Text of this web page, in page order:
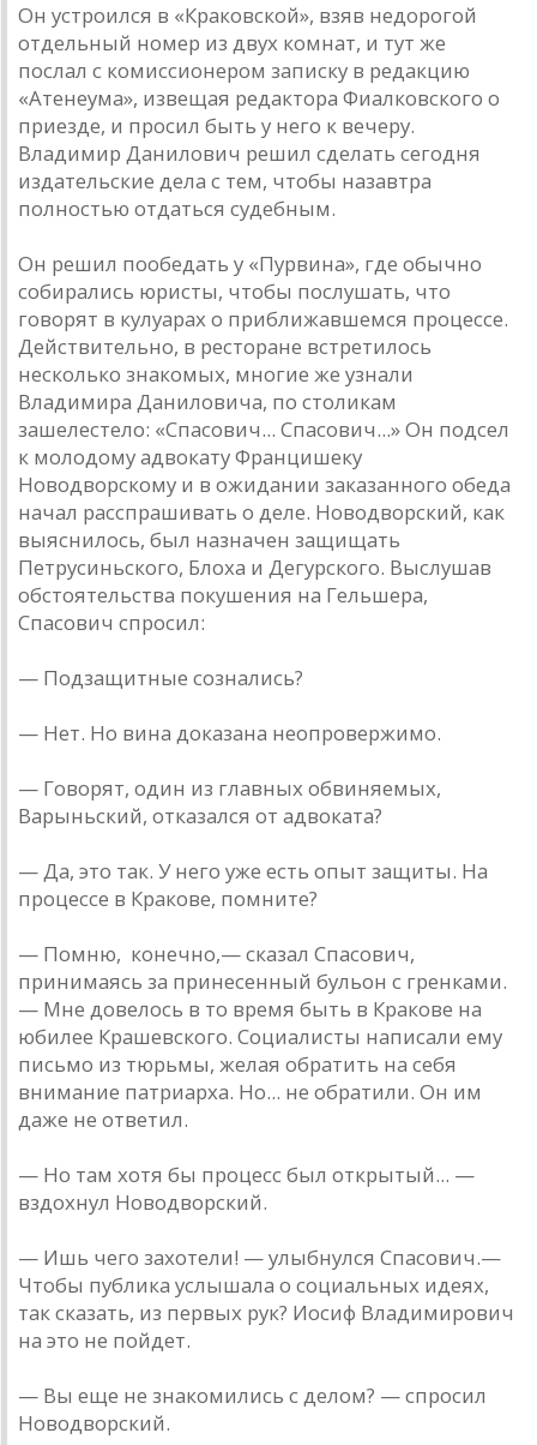
Он устроился в «Краковской», взяв недорогой
отдельный номер из двух комнат, и тут же
послал с комиссионером записку в редакцию
«Атенеума», извещая редактора Фиалковского о
приезде, и просил быть у него к вечеру.
Владимир Данилович решил сделать сегодня
издательские дела с тем, чтобы назавтра
полностью отдаться судебным.
Он решил пообедать у «Пурвина», где обычно
собирались юристы, чтобы послушать, что
говорят в кулуарах о приближавшемся процессе.
Действительно, в ресторане встретилось
несколько знакомых, многие же узнали
Владимира Даниловича, по столикам
зашелестело: «Спасович... Спасович...» Он подсел
к молодому адвокату Францишеку
Новодворскому и в ожидании заказанного обеда
начал расспрашивать о деле. Новодворский, как
выяснилось, был назначен защищать
Петрусиньского, Блоха и Дегурского. Выслушав
обстоятельства покушения на Гельшера,
Спасович спросил:
— Подзащитные сознались?
— Нет. Но вина доказана неопровержимо.
— Говорят, один из главных обвиняемых,
Варыньский, отказался от адвоката?
— Да, это так. У него уже есть опыт защиты. На
процессе в Кракове, помните?
— Помню, конечно,— сказал Спасович,
принимаясь за принесенный бульон с гренками.
— Мне довелось в то время быть в Кракове на
юбилее Крашевского. Социалисты написали ему
письмо из тюрьмы, желая обратить на себя
внимание патриарха. Но... не обратили. Он им
даже не ответил.
— Но там хотя бы процесс был открытый... —
вздохнул Новодворский.
— Ишь чего захотели! — улыбнулся Спасович.—
Чтобы публика услышала о социальных идеях,
так сказать, из первых рук? Иосиф Владимирович
на это не пойдет.
— Вы еще не знакомились с делом? — спросил
Новодворский.